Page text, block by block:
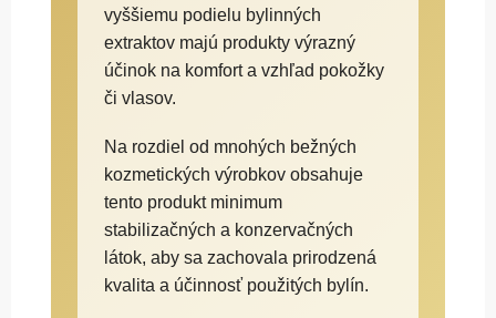
vyššiemu podielu bylinných
extraktov majú produkty výrazný
účinok na komfort a vzhľad pokožky
či vlasov.
Na rozdiel od mnohých bežných
kozmetických výrobkov obsahuje
tento produkt minimum
stabilizačných a konzervačných
látok, aby sa zachovala prirodzená
kvalita a účinnosť použitých bylín.